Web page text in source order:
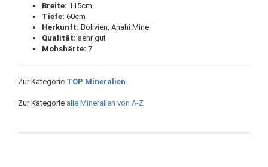
Breite: 115cm
Tiefe: 60cm
Herkunft: Bolivien, Anahi Mine
Qualität: sehr gut
Mohshärte: 7
Zur Kategorie TOP Mineralien
Zur Kategorie alle Mineralien von A-Z